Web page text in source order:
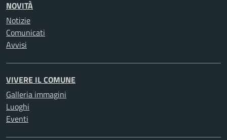
NOVITÀ
Notizie
Comunicati
Avvisi
VIVERE IL COMUNE
Galleria immagini
Luoghi
Eventi